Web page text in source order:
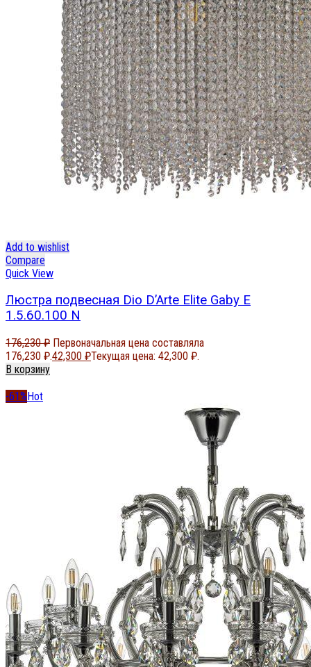
Add to wishlist
Compare
Quick View
Люстра подвесная Dio D’Arte Elite Gaby E
1.5.60.100 N
176,230₽ Первоначальная цена составляла
176,230 ₽.42,300 ₽Текущая цена: 42,300 ₽.
В корзину
-61%Hot